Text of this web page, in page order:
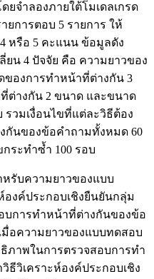
จำลองภายใต้โมเดลเกรด
ยการตอบ 5 รายการ ให้
หรือ 5 คะแนน ข้อมูลดัง
ยน 4 ปัจจัย คือ ความยาวของ
องการทำหน้าที่ต่างกัน 3
ต่างกัน 2 ขนาด และขนาด
รวมเงื่อนไขที่แต่ละวิธีต้อง
กันของข้อคำถามทั้งหมด 60
กระทำซ้ำ 100 รอบ
บความยาวของแบบ
องค์ประกอบเชิงยืนยันกลุ่ม
การทำหน้าที่ต่างกันของข้อ
อความยาวของแบบทดสอบ
าพในการตรวจสอบการทำ
วิเคราะห์องค์ประกอบเชิง